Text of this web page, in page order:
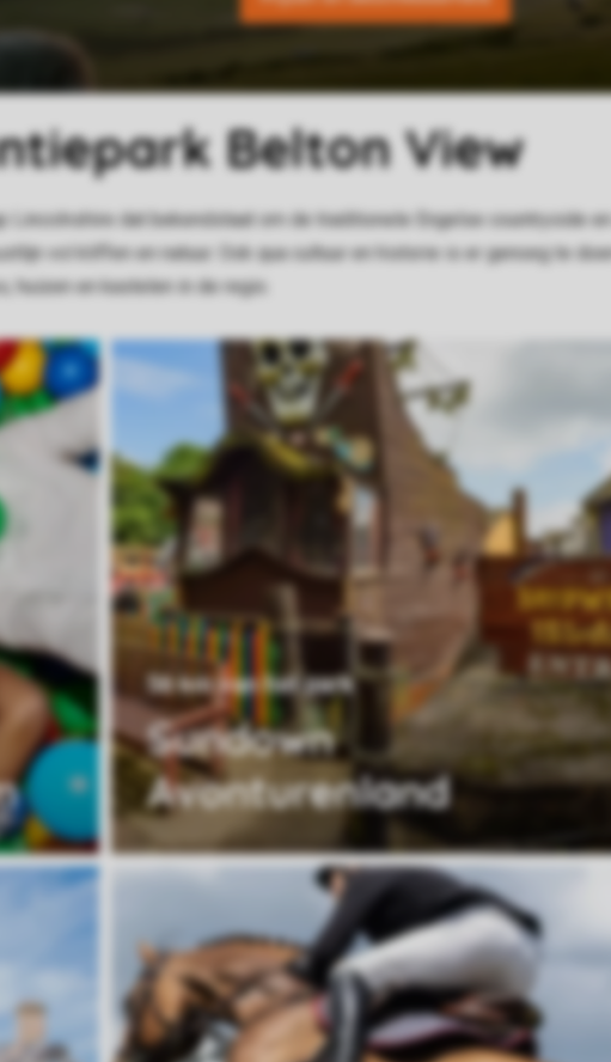
Belton View
Lincolnshire dat bekendstaat om de traditionele Engelse countryside
vol kliffen en natuur. Ook qua cultuur en historie is er genoeg te
huizen en kastelen in de regio.
Sundown
Avonturenland
56 km van het park